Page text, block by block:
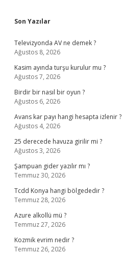
Son Yazılar
Televizyonda AV ne demek ?
Ağustos 8, 2026
Kasim ayında turşu kurulur mu ?
Ağustos 7, 2026
Birdir bir nasıl bir oyun ?
Ağustos 6, 2026
Avans kar payı hangi hesapta izlenir ?
Ağustos 4, 2026
25 derecede havuza girilir mi ?
Ağustos 3, 2026
Şampuan gider yazılır mı ?
Temmuz 30, 2026
Tcdd Konya hangi bölgededir ?
Temmuz 28, 2026
Azure alkollü mü ?
Temmuz 27, 2026
Kozmik evrim nedir ?
Temmuz 26, 2026